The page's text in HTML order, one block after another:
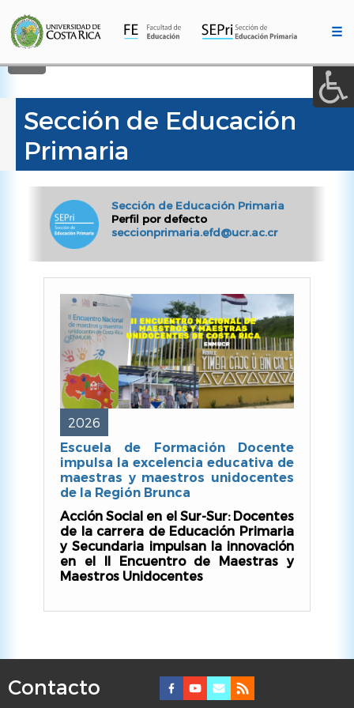
contenido
principal
☰
Sección de Educación
Primaria
Sección de Educación Primaria
Perfil por defecto
seccionprimaria.efd@ucr.ac.cr
2026
Escuela de Formación Docente
impulsa la excelencia educativa de
maestras y maestros unidocentes
de la Región Brunca
Acción Social en el Sur-Sur: Docentes
de la carrera de Educación Primaria
y Secundaria impulsan la innovación
en el II Encuentro de Maestras y
Maestros Unidocentes
FContacto